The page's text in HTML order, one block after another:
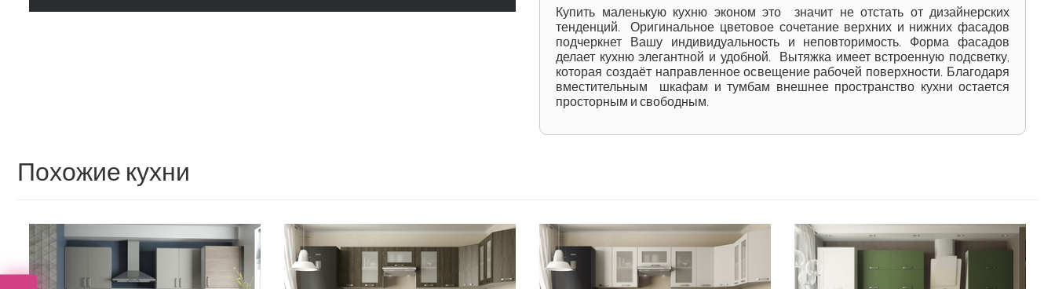
Купить маленькую кухню эконом это значит не отстать от дизайнерских
тенденций. Оригинальное цветовое сочетание верхних и нижних фасадов
подчеркнет Вашу индивидуальность и неповторимость. Форма фасадов
делает кухню элегантной и удобной. Вытяжка имеет встроенную подсветку,
которая создаёт направленное освещение рабочей поверхности. Благодаря
вместительным шкафам и тумбам внешнее пространство кухни остается
просторным и свободным.
Похожие кухни